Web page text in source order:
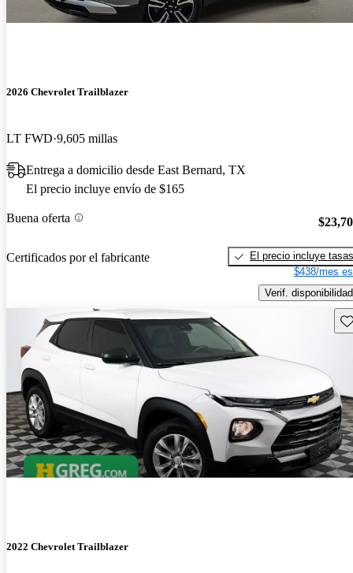
2026 Chevrolet Trailblazer
LT FWD 9,605 millas
Entrega a domicilio desde East Bernard, TX
El precio incluye envío de $165
Buena oferta
Certificados por el fabricante
El precio incluye tasas
$438/mes
Verif. disponibilidad
2022 Chevrolet Trailblazer